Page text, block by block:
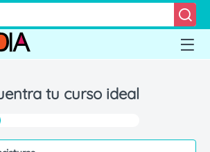
tu curso ideal